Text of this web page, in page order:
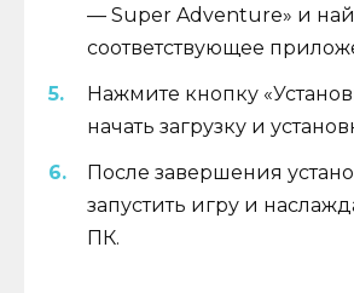
— Super Adventure» и
соответствующее
Нажмите кнопку
начать загрузку и
После завершения
запустить игру и
ПК.